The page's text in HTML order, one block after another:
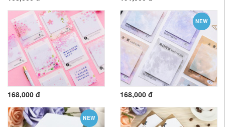
168,000 đ
NEW
168,000 đ
NEW